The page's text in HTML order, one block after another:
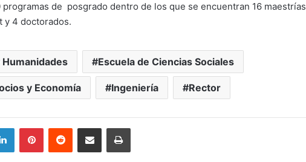
de posgrado dentro de los que se encuentran 16 maestrías
y 4 doctorados.
Escuela de Ciencias Sociales
y Economía Ingeniería Rector
LinkedInPinterestReddit Share via Email Print